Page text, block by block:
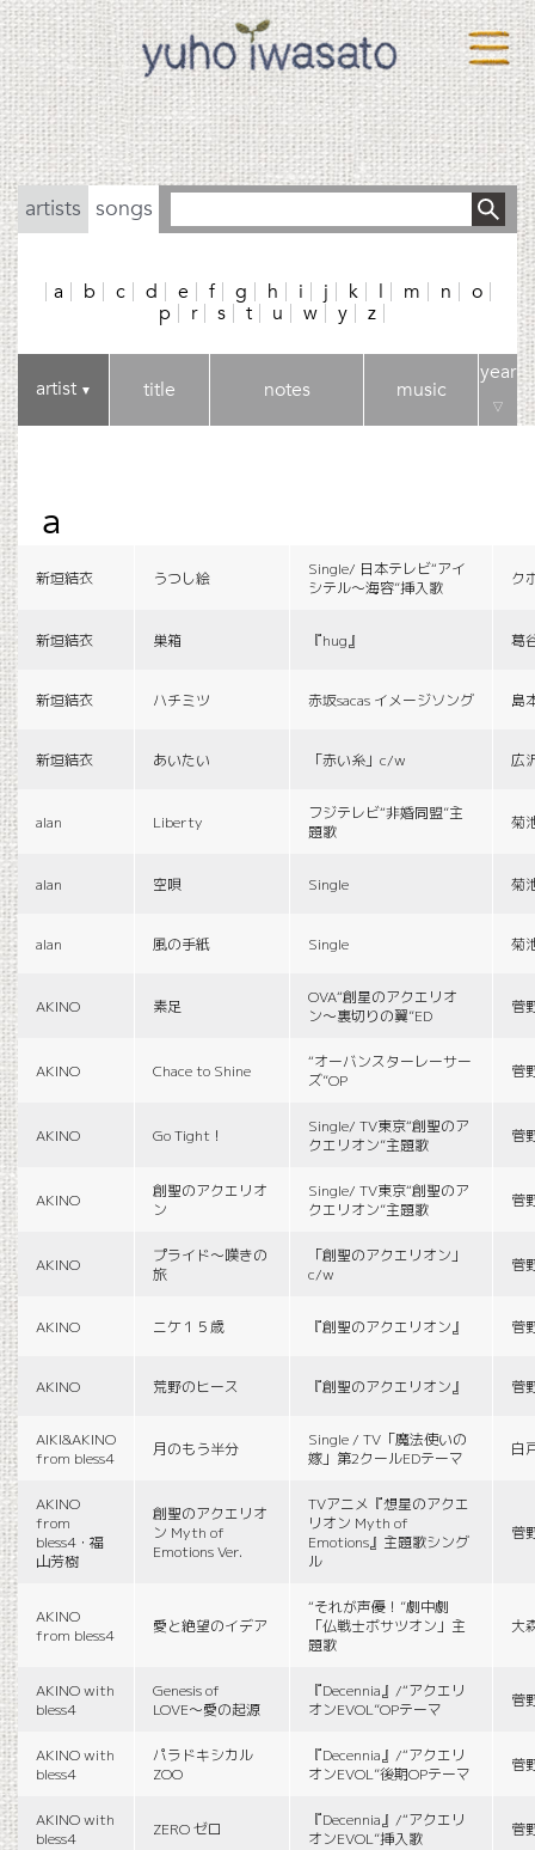
artists songs
a b c d e f g h i j k l m n
o
p
r s t u w y z
artist▼ title notes music
year
▽
a
新垣結衣 うつし絵
Single/ 日本テレビ“アイ
シテル〜海容”挿入歌
ク
新垣結衣 巣箱 『hug』 葛
新垣結衣 ハチミツ 赤坂sacas イメージソング 島
新垣結衣 あいたい 「赤い糸」c/w 広
alan Liberty
フジテレビ“非婚同盟”主
題歌
菊
alan 空唄 Single 菊
alan 風の手紙 Single 菊
AKINO 素足
OVA“創星のアクエリオ
ン〜裏切りの翼”ED
菅
AKINO Chace to Shine
“オーバンスターレーサー
ズ”OP
菅
AKINO Go Tight！
Single/ TV東京“創聖のア
クエリオン”主題歌
菅
AKINO
創聖のアクエリオ
ン
Single/ TV東京“創聖のア
クエリオン”主題歌
菅
AKINO
プライド〜嘆きの
旅
「創聖のアクエリオン」
c/w
菅
AKINO ニケ１５歳 『創聖のアクエリオン』 菅
AKINO 荒野のヒース 『創聖のアクエリオン』 菅
AIKI&AKINO
from bless4
月のもう半分
Single / TV「魔法使いの
嫁」第2クールEDテーマ
白
AKINO
from
bless4・福
山芳樹
創聖のアクエリオ
ン Myth of
Emotions Ver.
TVアニメ『想星のアクエ
リオン Myth of
Emotions』主題歌シング
ル
菅
AKINO
from bless4
愛と絶望のイデア
“それが声優！”劇中劇
「仏戦士ボサツオン」主
題歌
大
AKINO with
bless4
Genesis of
LOVE〜愛の起源
『Decennia』/“アクエリ
オンEVOL”OPテーマ
菅
AKINO with
bless4
パラドキシカル
ZOO
『Decennia』/“アクエリ
オンEVOL”後期OPテーマ
菅
AKINO with
bless4
ZERO ゼロ
『Decennia』/“アクエリ
オンEVOL”挿入歌
菅